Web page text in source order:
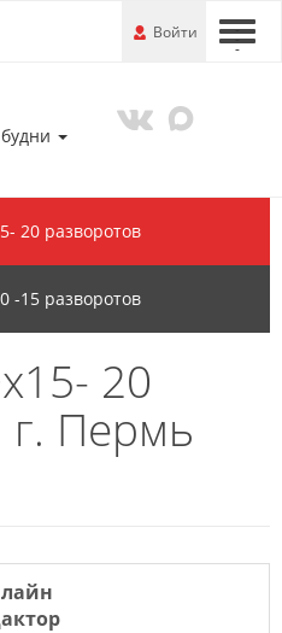
---
Войти
20 разворотов
-15 разворотов
20
г. Пермь